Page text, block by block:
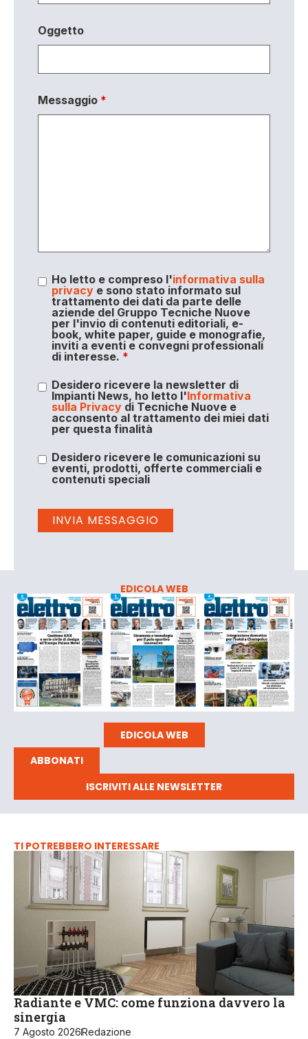
Oggetto
Messaggio *
Ho letto e compreso l'informativa sulla
privacye sono stato informato sul
trattamento dei dati da parte delle
aziende del Gruppo Tecniche Nuove
per l'invio di contenuti editoriali, e-
book, white paper, guide e monografie,
inviti a eventi e convegni professionali
di interesse. *
Desidero ricevere la newsletter di
Impianti News, ho letto l'Informativa
sulla Privacydi Tecniche Nuove e
acconsento al trattamento dei miei dati
per questa finalità
Desidero ricevere le comunicazioni su
eventi, prodotti, offerte commerciali e
contenuti speciali
EDICOLA WEB
EDICOLA WEB
ABBONATI
ISCRIVITI ALLE NEWSLETTER
TI POTREBBERO INTERESSARE
Radiante e VMC: come funziona davvero la
sinergia
7 Agosto 2026Redazione